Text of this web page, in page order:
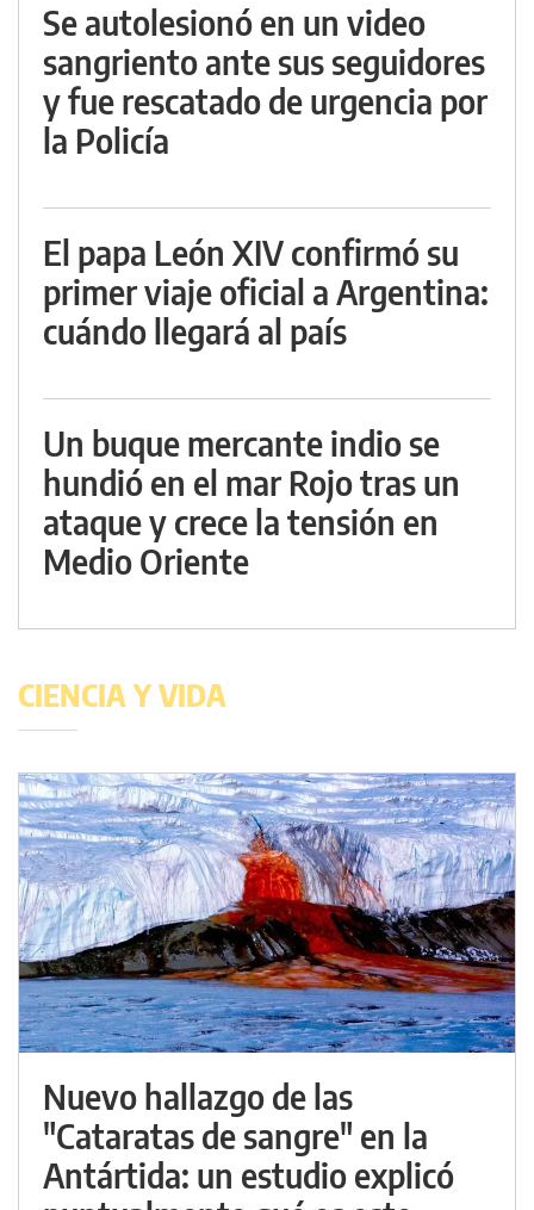
Se autolesionó en un video
sangriento ante sus seguidores
y fue rescatado de urgencia por
la Policía
El papa León XIV confirmó su
primer viaje oficial a Argentina:
cuándo llegará al país
Un buque mercante indio se
hundió en el mar Rojo tras un
ataque y crece la tensión en
Medio Oriente
CIENCIA Y VIDA
Nuevo hallazgo de las
"Cataratas de sangre" en la
Antártida: un estudio explicó